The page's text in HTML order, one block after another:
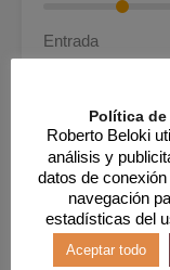
Entrada
Política de
Roberto Beloki
análisis y
datos de
navegación
estadísticas del
Aceptar todo